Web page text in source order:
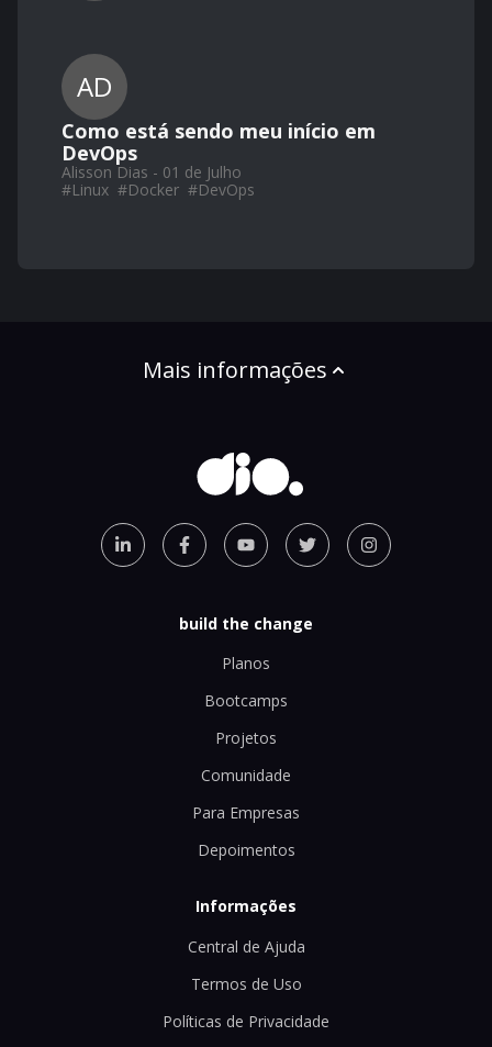
AD
Como está sendo meu início em
DevOps
Alisson Dias - 01 de Julho
#Linux #Docker #DevOps
Mais informações
build the change
Planos
Bootcamps
Projetos
Comunidade
Para Empresas
Depoimentos
Informações
Central de Ajuda
Termos de Uso
Políticas de Privacidade